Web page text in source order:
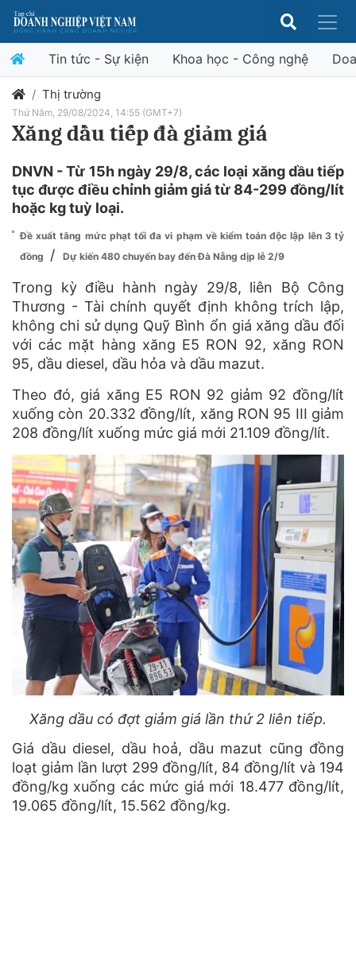
Tin tức - Sự kiện Khoa học - Công nghệ
Thị trường
Thứ Năm, 29/08/2024, 14:55 (GMT+7)
Xăng dầu tiếp đà giảm giá
DNVN - Từ 15h ngày 29/8, các loại xăng dầu tiếp
tục được điều chỉnh giảm giá từ 84-299 đồng/lít
hoặc kg tuỳ loại.
Đề xuất tăng mức phạt tối đa vi phạm về kiểm toán độc lập lên 3 tỷ
đồng
/ Dự kiến 480 chuyến bay đến Đà Nẵng dịp lễ 2/9
Trong kỳ điều hành ngày 29/8, liên Bộ Công
Thương - Tài chính quyết định không trích lập,
không chi sử dụng Quỹ Bình ổn giá xăng dầu đối
với các mặt hàng xăng E5 RON 92, xăng RON
95, dầu diesel, dầu hỏa và dầu mazut.
Theo đó, giá xăng E5 RON 92 giảm 92 đồng/lít
xuống còn 20.332 đồng/lít, xăng RON 95 III giảm
208 đồng/lít xuống mức giá mới 21.109 đồng/lít.
Xăng dầu có đợt giảm giá lần thứ 2 liên tiếp.
Giá dầu diesel, dầu hoả, dầu mazut cũng đồng
loạt giảm lần lượt 299 đồng/lít, 84 đồng/lít và 194
đồng/kg xuống các mức giá mới 18.477 đồng/lít,
19.065 đồng/lít, 15.562 đồng/kg.